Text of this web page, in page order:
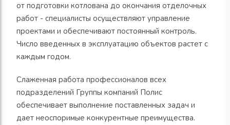
от подготовки котлована до окончания отделочных
работ - специалисты осуществляют управление
проектами и обеспечивают постоянный контроль.
Число введенных в эксплуатацию объектов растет с
каждым годом.
Слаженная работа профессионалов всех
подразделений Группы компаний Полис
обеспечивает выполнение поставленных задач и
дает неоспоримые конкурентные преимущества.